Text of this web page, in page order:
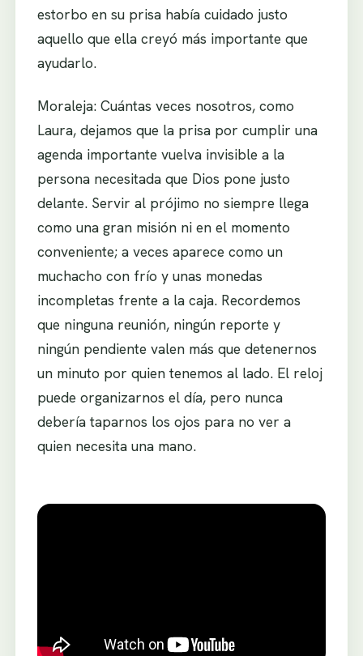
estorbo en su prisa había cuidado justo
aquello que ella creyó más importante que
ayudarlo.
Moraleja: Cuántas veces nosotros, como
Laura, dejamos que la prisa por cumplir una
agenda importante vuelva invisible a la
persona necesitada que Dios pone justo
delante. Servir al prójimo no siempre llega
como una gran misión ni en el momento
conveniente; a veces aparece como un
muchacho con frío y unas monedas
incompletas frente a la caja. Recordemos
que ninguna reunión, ningún reporte y
ningún pendiente valen más que detenernos
un minuto por quien tenemos al lado. El reloj
puede organizarnos el día, pero nunca
debería taparnos los ojos para no ver a
quien necesita una mano.